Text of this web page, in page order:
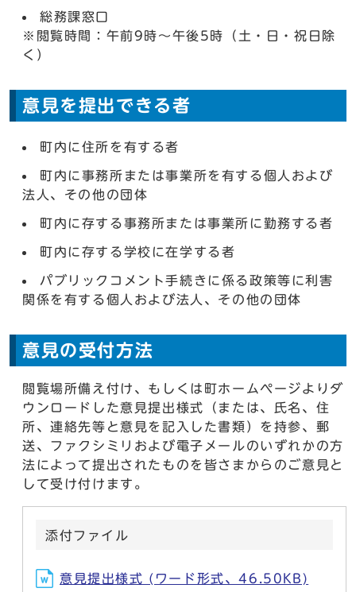
総務課窓口
※閲覧時間：午前9時～午後5時（土・日・祝日除
く）
意見を提出できる者
町内に住所を有する者
町内に事務所または事業所を有する個人および
法人、その他の団体
町内に存する事務所または事業所に勤務する者
町内に存する学校に在学する者
パブリックコメント手続きに係る政策等に利害
関係を有する個人および法人、その他の団体
意見の受付方法
閲覧場所備え付け、もしくは町ホームページよりダ
ウンロードした意見提出様式（または、氏名、住
所、連絡先等と意見を記入した書類）を持参、郵
送、ファクシミリおよび電子メールのいずれかの方
法によって提出されたものを皆さまからのご意見と
して受け付けます。
添付ファイル
意見提出様式 (ワード形式、46.50KB)